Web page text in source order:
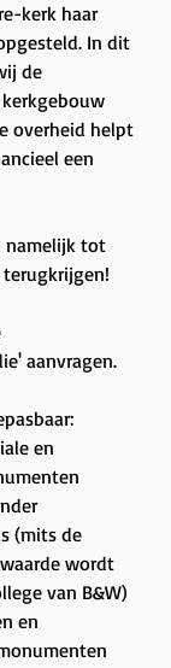
kerk haar
In dit
de
overheid helpt
een
namelijk tot
aanvragen.
en
(mits de
wordt
van B&W)
en